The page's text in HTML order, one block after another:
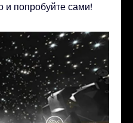
и попробуйте сами!